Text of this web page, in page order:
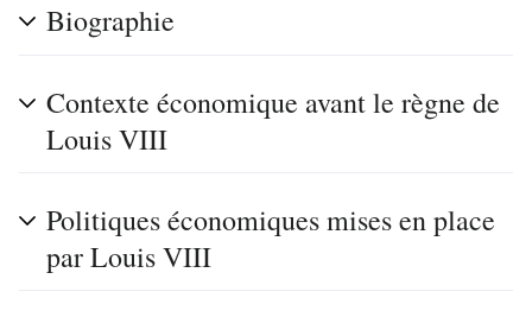
Biographie
Contexte économique avant le règne de
Louis VIII
Politiques économiques mises en place
par Louis VIII